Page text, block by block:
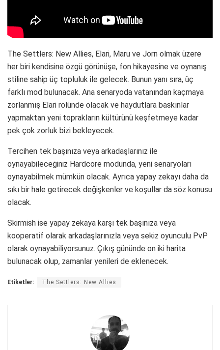
The Settlers: New Allies, Elari, Maru ve Jorn olmak üzere
her biri kendisine özgü görünüşe, fon hikayesine ve oynanış
stiline sahip üç topluluk ile gelecek. Bunun yanı sıra, üç
farklı mod bulunacak. Ana senaryoda vatanından kaçmaya
zorlanmış Elari rolünde olacak ve haydutlara baskınlar
yapmaktan yeni toprakların kültürünü keşfetmeye kadar
pek çok zorluk bizi bekleyecek.
Tercihen tek başınıza veya arkadaşlarınız ile
oynayabileceğiniz Hardcore modunda, yeni senaryoları
oynayabilmek mümkün olacak. Ayrıca yapay zekayı daha da
sıkı bir hale getirecek değişkenler ve koşullar da söz konusu
olacak.
Skirmish ise yapay zekaya karşı tek başınıza veya
kooperatif olarak arkadaşlarınızla veya sekiz oyunculu PvP
olarak oynayabiliyorsunuz. Çıkış gününde on iki harita
bulunacak olup, zamanlar yenileri de eklenecek.
Etiketler: The Settlers: New Allies